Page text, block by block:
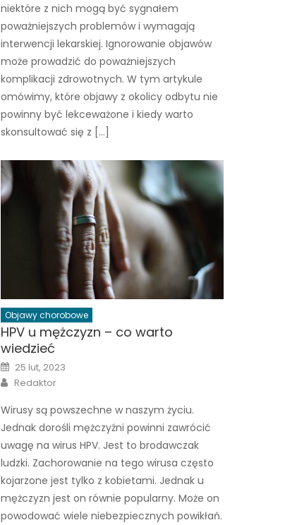
niektóre z nich mogą być sygnałem
poważniejszych problemów i wymagają
interwencji lekarskiej. Ignorowanie objawów
może prowadzić do poważniejszych
komplikacji zdrowotnych. W tym artykule
omówimy, które objawy z okolicy odbytu nie
powinny być lekceważone i kiedy warto
skonsultować się z […]
Objawy chorobowe
HPV u mężczyzn – co warto
wiedzieć
Posted
on
25 lut, 2023
Author
Redaktor
Wirusy są powszechne w naszym życiu.
Jednak dorośli mężczyźni powinni zawrócić
uwagę na wirus HPV. Jest to brodawczak
ludzki. Zachorowanie na tego wirusa często
kojarzone jest tylko z kobietami. Jednak u
mężczyzn jest on równie popularny. Może on
powodować wiele niebezpiecznych powikłań.